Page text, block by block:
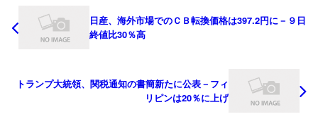
日産、海外市場でのＣＢ転換価格は397.2円に－９日
終値比30％高
トランプ大統領、関税通知の書簡新たに公表－フィ
リピンは20％に上げ